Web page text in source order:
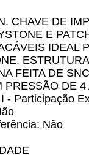
CHAVE DE
E
IDEAL
FEITA DE
PRESSÃO DE 4
- Participação
Não